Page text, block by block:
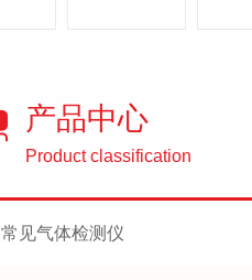
产品中心
Product classification
常见气体检测仪